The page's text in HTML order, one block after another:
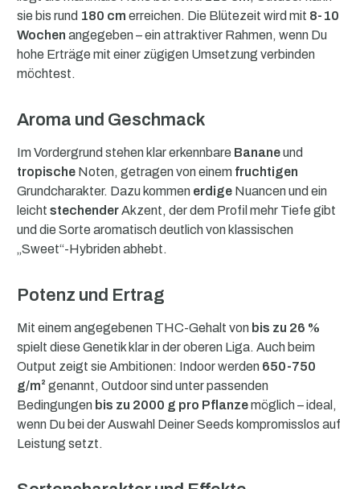
sie bis rund 180 cm erreichen. Die Blütezeit wird mit 8-10
Wochen angegeben – ein attraktiver Rahmen, wenn Du
hohe Erträge mit einer zügigen Umsetzung verbinden
möchtest.
Aroma und Geschmack
Im Vordergrund stehen klar erkennbare Bananeund
tropische Noten, getragen von einem fruchtigen
Grundcharakter. Dazu kommen erdige Nuancen und ein
leicht stechenderAkzent, der dem Profil mehr Tiefe gibt
und die Sorte aromatisch deutlich von klassischen
„Sweet“-Hybriden abhebt.
Potenz und Ertrag
Mit einem angegebenen THC-Gehalt von bis zu 26 %
spielt diese Genetik klar in der oberen Liga. Auch beim
Output zeigt sie Ambitionen: Indoor werden 650-750
g/m² genannt, Outdoor sind unter passenden
Bedingungen bis zu 2000 g pro Pflanzemöglich – ideal,
wenn Du bei der Auswahl Deiner Seeds kompromisslos auf
Leistung setzt.